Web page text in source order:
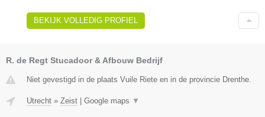
BEKIJK VOLLEDIG PROFIEL
R. de Regt Stucadoor & Afbouw Bedrijf
Niet gevestigd in de plaats Vuile Riete en in de provincie Drenthe.
Utrecht » Zeist Google maps ▼